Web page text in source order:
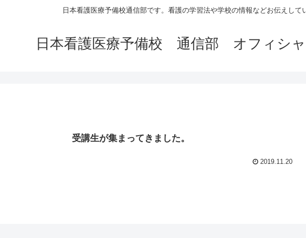
日本看護医療予備校通信部です。看護の学習法や学校の情報などお伝えして
日本看護医療予備校 通信部 オフィシ
受講生が集まってきました。
2019.11.20